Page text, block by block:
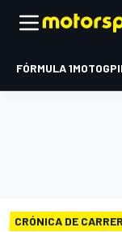
FÓRMULA 1MOTOGP
CRÓNICA DE